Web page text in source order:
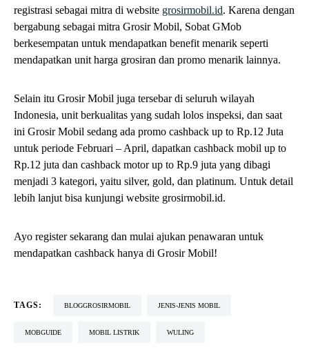
registrasi sebagai mitra di website grosirmobil.id. Karena dengan
bergabung sebagai mitra Grosir Mobil, Sobat GMob
berkesempatan untuk mendapatkan benefit menarik seperti
mendapatkan unit harga grosiran dan promo menarik lainnya.
Selain itu Grosir Mobil juga tersebar di seluruh wilayah
Indonesia, unit berkualitas yang sudah lolos inspeksi, dan saat
ini Grosir Mobil sedang ada promo cashback up to Rp.12 Juta
untuk periode Februari – April, dapatkan cashback mobil up to
Rp.12 juta dan cashback motor up to Rp.9 juta yang dibagi
menjadi 3 kategori, yaitu silver, gold, dan platinum. Untuk detail
lebih lanjut bisa kunjungi website grosirmobil.id.
Ayo register sekarang dan mulai ajukan penawaran untuk
mendapatkan cashback hanya di Grosir Mobil!
TAGS: BLOGGROSIRMOBIL JENIS-JENIS MOBIL
MOBGUIDE MOBIL LISTRIK WULING